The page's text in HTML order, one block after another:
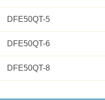
DFE50QT-5
DFE50QT-6
DFE50QT-8